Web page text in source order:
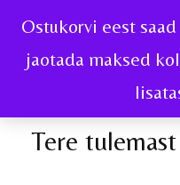
Ostukorvi eest
jaotada maksed
Tere